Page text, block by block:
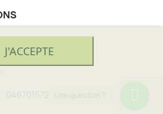
J'ACCEPTE
0467015725